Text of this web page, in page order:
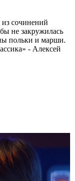
сочинений
не закружилась
польки и марши.
- Алексей